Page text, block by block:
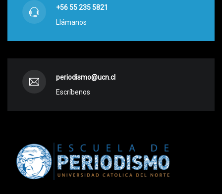
+56 55 235 5821
Llámanos
periodismo@ucn.cl
Escríbenos